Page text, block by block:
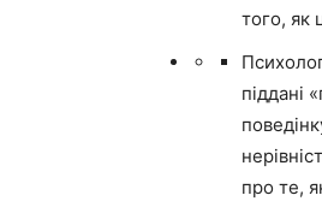
того, як
піддані
про те,